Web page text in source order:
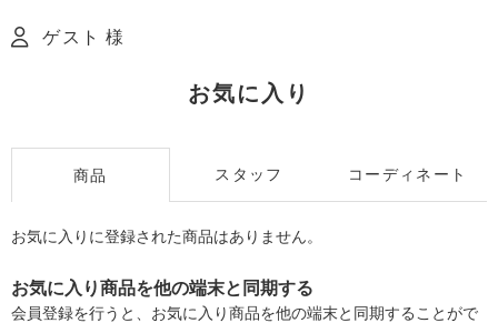
ゲスト 様
お気に入り
商品 スタッフ コーディネート
お気に入りに登録された商品はありません。
お気に入り商品を他の端末と同期する
会員登録を行うと、お気に入り商品を他の端末と同期することがで